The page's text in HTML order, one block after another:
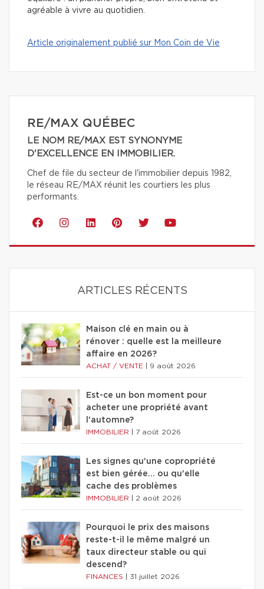
agréable à vivre au quotidien.
Article originalement publié sur Mon Coin de Vie
RE/MAX QUÉBEC
LE NOM RE/MAX EST SYNONYME
D'EXCELLENCE EN IMMOBILIER.
Chef de file du secteur de l'immobilier depuis 1982,
le réseau RE/MAX réunit les courtiers les plus
performants.
ARTICLES RÉCENTS
Maison clé en main ou à
rénover : quelle est la meilleure
affaire en 2026?
ACHAT / VENTE 9 août 2026
Est-ce un bon moment pour
acheter une propriété avant
l'automne?
IMMOBILIER 7 août 2026
Les signes qu'une copropriété
est bien gérée… ou qu'elle
cache des problèmes
IMMOBILIER 2 août 2026
Pourquoi le prix des maisons
reste-t-il le même malgré un
taux directeur stable ou qui
descend?
FINANCES 31 juillet 2026